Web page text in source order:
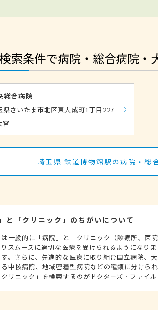
索条件で病院・総合病院・
総合病院
県さいたま市北区東大成町1丁目227
宮
埼玉県 鉄道博物館駅の病院・総
と「クリニック」のちがいについて
一般的に「病院」と「クリニック（診療所、医
りスムーズに適切な医療を受けられるようになり
す。さらに、先進的な医療に取り組む国立病院、
中核病院、地域密着型病院などの種類に分けられ
リニック」を検索するのがドクターズ・ファイル